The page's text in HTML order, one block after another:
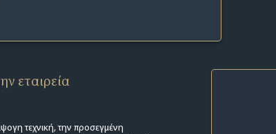
εταιρεία
τεχνική, την προσεγμένη